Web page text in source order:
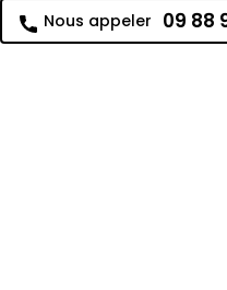
Nous appeler 09 88